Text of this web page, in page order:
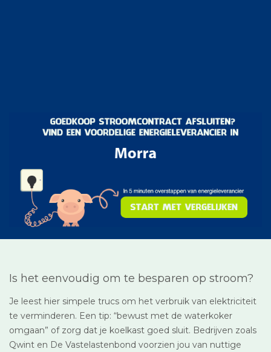
Is het eenvoudig om te besparen op stroom?
Je leest hier simpele trucs om het verbruik van elektriciteit
te verminderen. Een tip: “bewust met de waterkoker
omgaan” of zorg dat je koelkast goed sluit. Bedrijven zoals
Qwint en De Vastelastenbond voorzien jou van nuttige